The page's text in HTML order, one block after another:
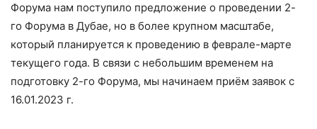
Форума нам поступило предложение о проведении 2-
го Форума в Дубае, но в более крупном масштабе,
который планируется к проведению в феврале-марте
текущего года. В связи с небольшим временем на
подготовку 2-го Форума, мы начинаем приём заявок с
16.01.2023 г.